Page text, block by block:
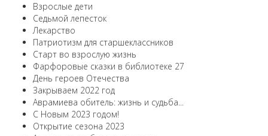
Взрослые дети
Седьмой лепесток
Лекарство
Патриотизм для старшеклассников
Старт во взрослую жизнь
Фарфоровые сказки в библиотеке 27
День героев Отечества
Закрываем 2022 год
Аврамиева обитель: жизнь и судьба...
С Новым 2023 годом!
Открытие сезона 2023